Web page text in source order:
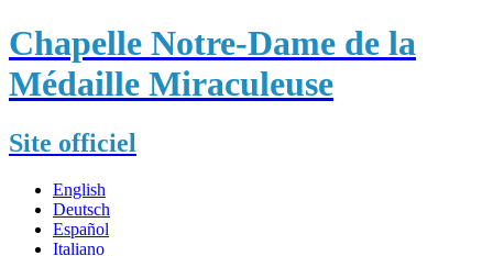
Chapelle Notre-Dame de la
Médaille Miraculeuse
Site officiel
English
Deutsch
Español
Italiano